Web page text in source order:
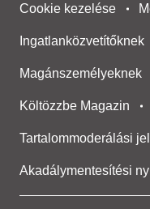
Cookie kezelése
Ingatlanközvetítőknek
Magánszemélyeknek
Költözzbe Magazin
Tartalommoderálási
Akadálymentesítési